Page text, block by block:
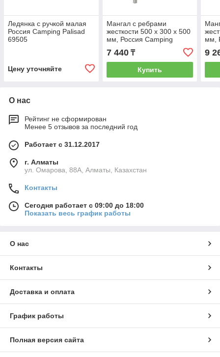
Ледянка с ручкой малая
Россия Camping Palisad
69505
Цену уточняйте
Мангал с ребрами
жесткости 500 х 300 х 500
мм, Россия Camping
Palisad 69547
7 440₸
Купить
мм,
9
О нас
Рейтинг не сформирован
Менее 5 отзывов за последний год
Работает с 31.12.2017
г. Алматы
ул. Омарова, 88А, Алматы, Казахстан
Контакты
Сегодня работает с 09:00 до 18:00
Показать весь график работы
О нас
Контакты
Доставка и оплата
График работы
Полная версия сайта